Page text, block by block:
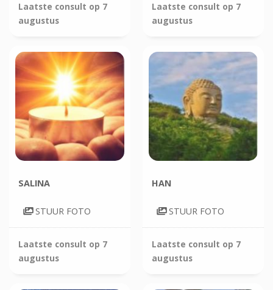
Laatste consult op 7
augustus
Laatste consult op 7
augustus
SALINA
STUUR FOTO
Laatste consult op 7
augustus
HAN
STUUR FOTO
Laatste consult op 7
augustus